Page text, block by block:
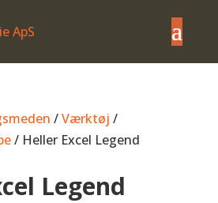
/Værktøj /
/ Heller Excel Legend
Legend